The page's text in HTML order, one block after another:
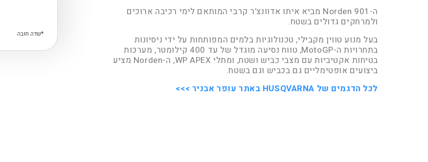
ה-Norden 901 מביא איתו אדוונצ’ר קרבי המותאם לימי רכיבה ארוכים
ולמרחקים גדולים בשטח.
בעל מנוע טווין מקבילי, טכנולוגיות בלמים המפותחות על ידי ניסיונות
בתחרויות ה-MotoGP, טווח נסיעה מוגדל של עד 400 קילומטר, מערכות
בטיחות אקטיביות עם מצבי כביש ושטח, ומתלי WP APEX, ה-Norden מציע
ביצועים אופטימליים גם בכביש וגם בשטח.
לכל הדגמים של HUSQVARNA באתר עופר אבניר >>>